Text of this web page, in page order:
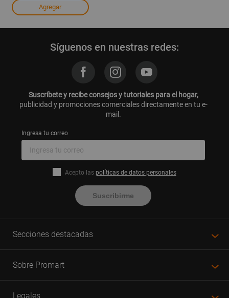
Agregar
Síguenos en nuestras redes:
Suscríbete y recibe consejos y tutoriales para el hogar,
publicidad y promociones comerciales directamente en tu e-
mail.
Ingresa tu correo
Acepto las políticas de datos personales
Suscribirme
Secciones destacadas
Sobre Promart
Legales